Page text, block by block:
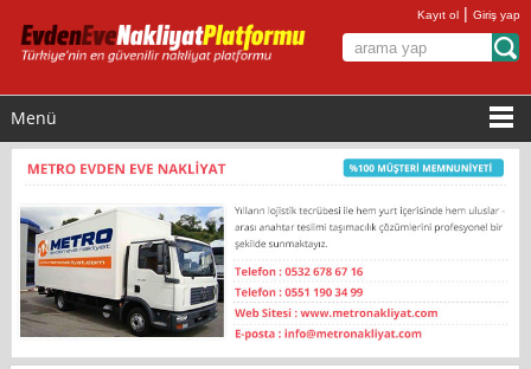
Kayıt ol |Giriş yap
Menü